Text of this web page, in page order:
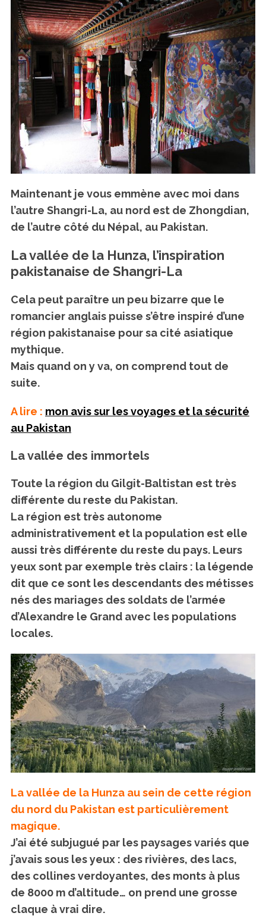
Maintenant je vous emmène avec moi dans
l’autre Shangri-La, au nord est de Zhongdian,
de l’autre côté du Népal, au Pakistan.
La vallée de la Hunza, l’inspiration
pakistanaise de Shangri-La
Cela peut paraître un peu bizarre que le
romancier anglais puisse s’être inspiré d’une
région pakistanaise pour sa cité asiatique
mythique.
Mais quand on y va, on comprend tout de
suite.
A lire : mon avis sur les voyages et la sécurité
au Pakistan
La vallée des immortels
Toute la région du Gilgit-Baltistan est très
différente du reste du Pakistan.
La région est très autonome
administrativement et la population est elle
aussi très différente du reste du pays. Leurs
yeux sont par exemple très clairs : la légende
dit que ce sont les descendants des métisses
nés des mariages des soldats de l’armée
d’Alexandre le Grand avec les populations
locales.
La vallée de la Hunza au sein de cette région
du nord du Pakistan est particulièrement
magique.
J’ai été subjugué par les paysages variés que
j’avais sous les yeux : des rivières, des lacs,
des collines verdoyantes, des monts à plus
de 8000 m d’altitude… on prend une grosse
claque à vrai dire.